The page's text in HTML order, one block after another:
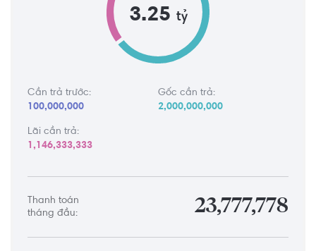
3.25 tỷ
Cần trả trước:
100,000,000
Gốc cần trả:
2,000,000,000
Lãi cần trả:
1,146,333,333
Thanh toán
tháng đầu:
23,777,778